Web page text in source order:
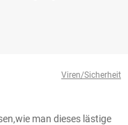
Viren/Sicherheit
man dieses lästige